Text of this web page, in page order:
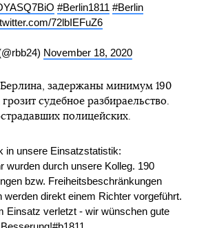
#Berlin1811 #Berlin
72lbIEFuZ6
November 18, 2020
задержаны минимум 190
судебное разбираельство.
полицейских.
in unsere Einsatzstatistik:
wurden durch unsere Kolleg. 190
bzw. Freiheitsbeschränkungen
werden direkt einem Richter vorgeführt.
Einsatz verletzt - wir wünschen gute